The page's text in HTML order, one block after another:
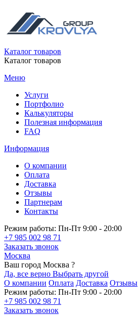
Каталог товаров
Каталог товаров
Меню
Услуги
Портфолио
Калькуляторы
Полезная информация
FAQ
Информация
О компании
Оплата
Доставка
Отзывы
Партнерам
Контакты
Режим работы: Пн-Пт 9:00 - 20:00
+7 985 002 98 71
Заказать звонок
Москва
Ваш город Москва ?
Да, все верно Выбрать другой
О компании Оплата Доставка Отзывы
Режим работы: Пн-Пт 9:00 - 20:00
+7 985 002 98 71
Заказать звонок